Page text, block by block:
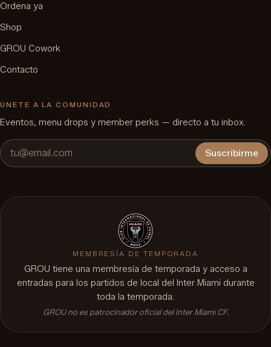
Ordena ya
Shop
GROU Cowork
Contacto
ÚNETE A LA COMUNIDAD
Eventos, menu drops y member perks — directo a tu inbox.
Suscribirme
MEMBRESÍA DE TEMPORADA
GROU tiene una membresía de temporada y acceso a
entradas para los partidos de local del Inter Miami durante
toda la temporada.
GROU no es patrocinador oficial del Inter Miami CF.